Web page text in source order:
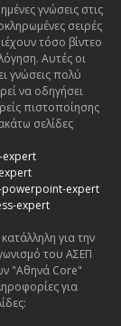
γνώσεις στις
σειρές
τόσο βίντεο
Αυτές οι
γνώσεις πολύ
να οδηγήσει
πιστοποίησης
σελίδες
expert
expert
expert
για την
του ΑΣΕΠ
"Αθηνά Core"
για